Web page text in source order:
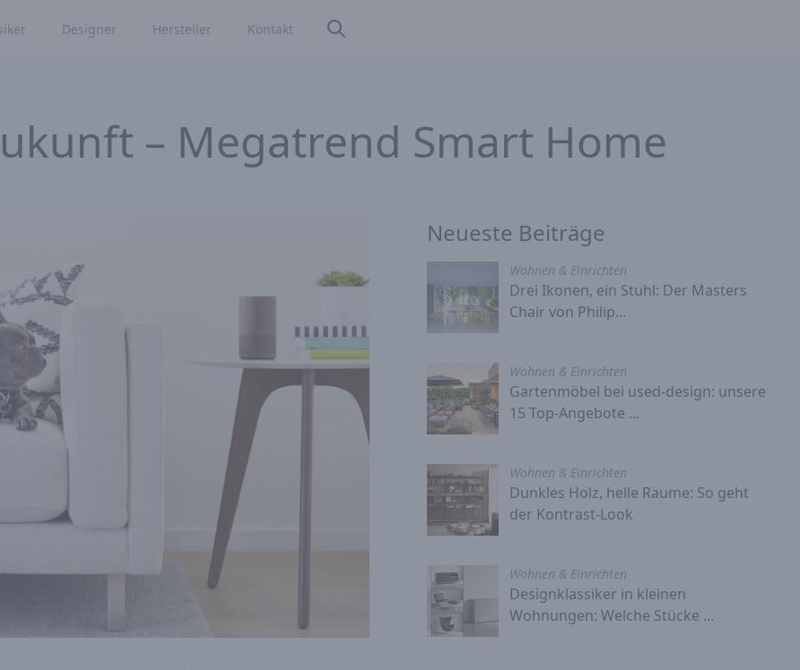
Designer Hersteller Kontakt
– Megatrend Smart Home
Neueste Beiträge
Wohnen & Einrichten
Drei Ikonen, ein Stuhl: Der Masters
Chair von Philip...
Wohnen & Einrichten
Gartenmöbel bei used-design: unsere
15 Top-Angebote ...
Wohnen & Einrichten
Dunkles Holz, helle Räume: So geht
der Kontrast-Look
Wohnen & Einrichten
Designklassiker in kleinen
Wohnungen: Welche Stücke ...